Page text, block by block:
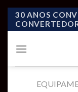
Skip
30 ANOS